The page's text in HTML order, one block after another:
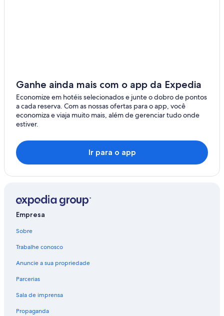
Ganhe ainda mais com o app da Expedia
Economize em hotéis selecionados e junte o dobro de pontos
a cada reserva. Com as nossas ofertas para o app, você
economiza e viaja muito mais, além de gerenciar tudo onde
estiver.
Ir para o app
Empresa
Sobre
Trabalhe conosco
Anuncie a sua propriedade
Parcerias
Sala de imprensa
Propaganda